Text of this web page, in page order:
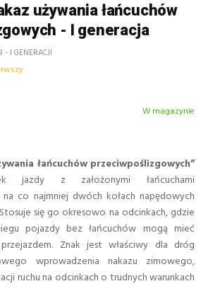
używania łańcuchów
- I generacja
- I GENERACJI
W magazynie
łańcuchów przeciwpoślizgowych”
jazdy z założonymi łańcuchami
co najmniej dwóch kołach napędowych
się go okresowo na odcinkach, gdzie
pojazdy bez łańcuchów mogą mieć
Znak jest właściwy dla dróg
wprowadzenia nakazu zimowego,
ruchu na odcinkach o trudnych warunkach